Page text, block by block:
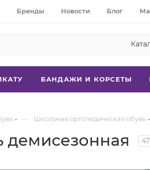
Бренды Новости Блог
БАНДАЖИ И КОРСЕТЫ
— Школьная ортопедическая обувь
демисезонная 47